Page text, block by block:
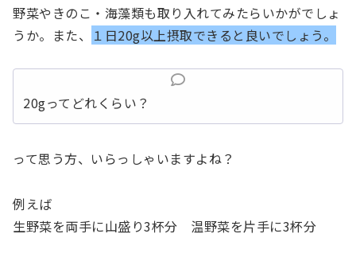
野菜やきのこ・海藻類も取り入れてみたらいかがでしょ
うか。また、
１日20g以上摂取できると良いでしょう。
20gってどれくらい？
って思う方、いらっしゃいますよね？
例えば
生野菜を両手に山盛り3杯分 温野菜を片手に3杯分